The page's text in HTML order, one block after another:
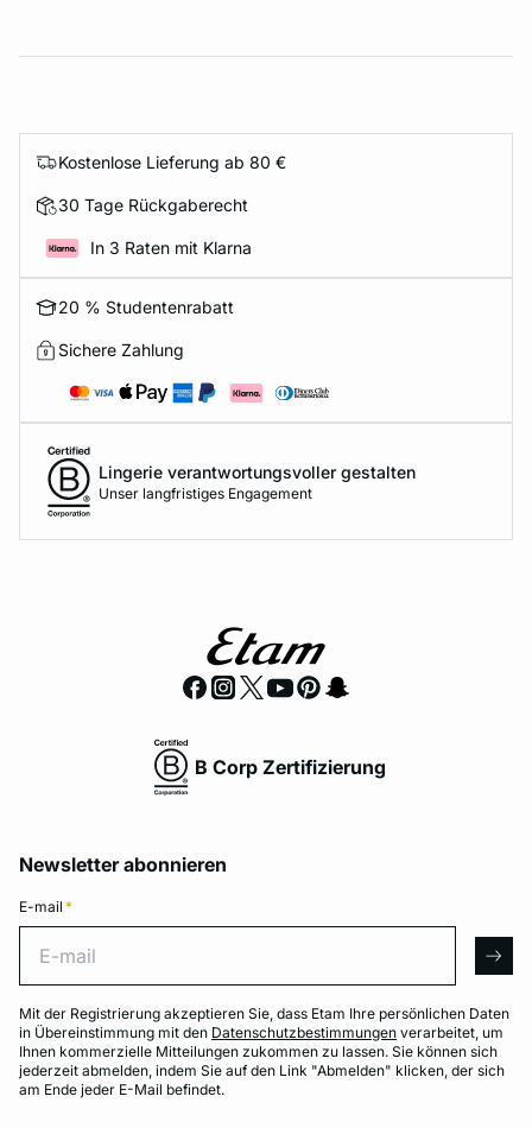
Kostenlose Lieferung ab 80 €
30 Tage Rückgaberecht
In 3 Raten mit Klarna
20 % Studentenrabatt
Sichere Zahlung
Lingerie verantwortungsvoller gestalten
Unser langfristiges Engagement
B Corp Zertifizierung
Newsletter abonnieren
E-mail *
Mit der Registrierung akzeptieren Sie, dass Etam Ihre persönlichen Daten
in Übereinstimmung mit den Datenschutzbestimmungen verarbeitet, um
Ihnen kommerzielle Mitteilungen zukommen zu lassen. Sie können sich
jederzeit abmelden, indem Sie auf den Link "Abmelden" klicken, der sich
am Ende jeder E-Mail befindet.